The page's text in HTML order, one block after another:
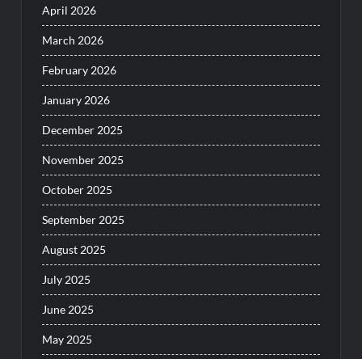
April 2026
March 2026
February 2026
January 2026
December 2025
November 2025
October 2025
September 2025
August 2025
July 2025
June 2025
May 2025